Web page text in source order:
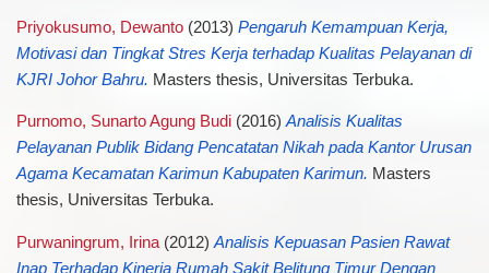
Priyokusumo, Dewanto(2013) Pengaruh Kemampuan Kerja,
Motivasi dan Tingkat Stres Kerja terhadap Kualitas Pelayanan di
KJRI Johor Bahru. Masters thesis, Universitas Terbuka.
Purnomo, Sunarto Agung Budi(2016)Analisis Kualitas
Pelayanan Publik Bidang Pencatatan Nikah pada Kantor Urusan
Agama Kecamatan Karimun Kabupaten Karimun. Masters
thesis, Universitas Terbuka.
Purwaningrum, Irina(2012) Analisis Kepuasan Pasien Rawat
Inap Terhadap Kinerja Rumah Sakit Belitung Timur Dengan